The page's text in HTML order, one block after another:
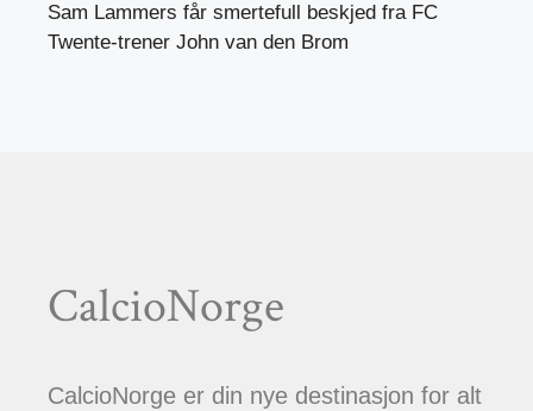
Sam Lammers får smertefull beskjed fra FC
Twente-trener John van den Brom
CalcioNorge
CalcioNorge er din nye destinasjon for alt